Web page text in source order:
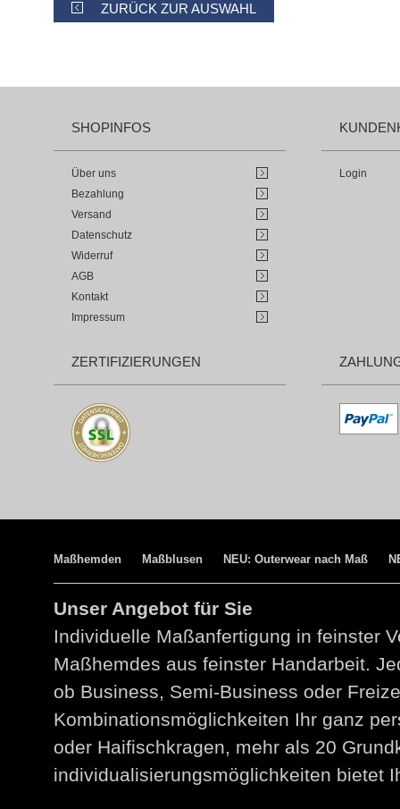
ZURÜCK ZUR AUSWAHL
SHOPINFOS
Über uns
Bezahlung
Versand
Datenschutz
Widerruf
AGB
Kontakt
Impressum
Login
ZERTIFIZIERUNGEN
Maßhemden Maßblusen NEU: Outerwear nach Maß
Unser Angebot für Sie
Individuelle Maßanfertigung in feinster
Maßhemdes aus feinster Handarbeit.
ob Business, Semi-Business oder
Kombinationsmöglichkeiten Ihr ganz
oder Haifischkragen, mehr als 20
individualisierungsmöglichkeiten bietet